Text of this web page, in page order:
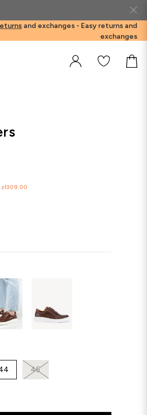
and exchanges - Easy returns and
exchanges
zł309.00
45